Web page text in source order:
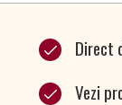
Direct
Vezi